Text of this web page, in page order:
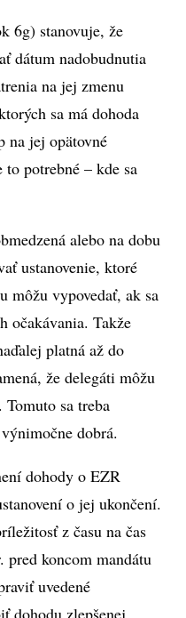
6g) stanovuje, že
dátum nadobudnutia
na jej zmenu
sa má dohoda
na jej opätovné
potrebné – kde sa
alebo na dobu
ustanovenie, ktoré
môžu vypovedať, ak sa
očakávania. Takže
platná až do
že delegáti môžu
sa treba
dobrá.
dohody o EZR
o jej ukončení.
z času na čas
pred koncom mandátu
uvedené